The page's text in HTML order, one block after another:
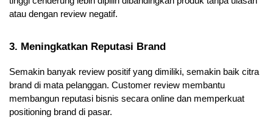
atau dengan review negatif.
3. Meningkatkan Reputasi Brand
Semakin banyak review positif yang dimiliki, semakin baik citra
brand di mata pelanggan. Customer review membantu
membangun reputasi bisnis secara online dan memperkuat
positioning brand di pasar.